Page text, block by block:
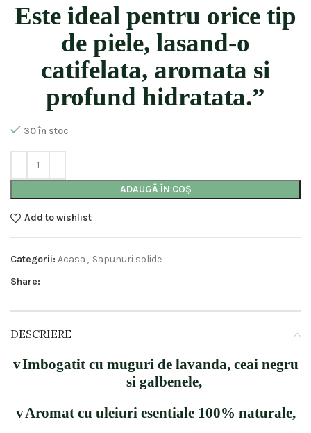
Este ideal pentru orice tip
de piele, lasand-o
catifelata, aromata si
profund hidratata.”
30 în stoc
ADAUGĂ ÎN COȘ
Add to wishlist
Categorii: Acasa , Sapunuri solide
Share:
DESCRIERE
vImbogatit cu muguri de lavanda, ceai negru
si galbenele,
vAromat cu uleiuri esentiale 100% naturale,